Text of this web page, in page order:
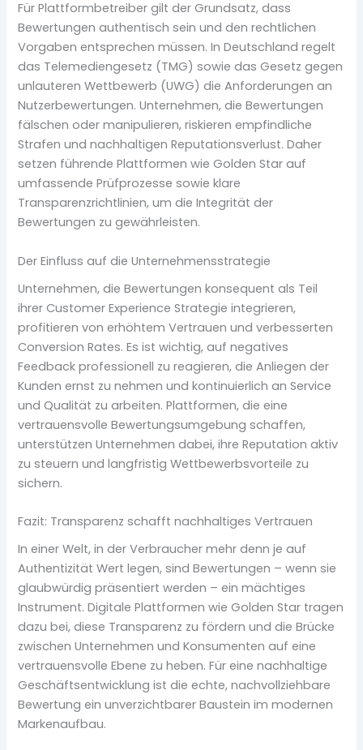
Für Plattformbetreiber gilt der Grundsatz, dass
Bewertungen authentisch sein und den rechtlichen
Vorgaben entsprechen müssen. In Deutschland regelt
das Telemediengesetz (TMG) sowie das Gesetz gegen
unlauteren Wettbewerb (UWG) die Anforderungen an
Nutzerbewertungen. Unternehmen, die Bewertungen
fälschen oder manipulieren, riskieren empfindliche
Strafen und nachhaltigen Reputationsverlust. Daher
setzen führende Plattformen wie Golden Star auf
umfassende Prüfprozesse sowie klare
Transparenzrichtlinien, um die Integrität der
Bewertungen zu gewährleisten.
Der Einfluss auf die Unternehmensstrategie
Unternehmen, die Bewertungen konsequent als Teil
ihrer Customer Experience Strategie integrieren,
profitieren von erhöhtem Vertrauen und verbesserten
Conversion Rates. Es ist wichtig, auf negatives
Feedback professionell zu reagieren, die Anliegen der
Kunden ernst zu nehmen und kontinuierlich an Service
und Qualität zu arbeiten. Plattformen, die eine
vertrauensvolle Bewertungsumgebung schaffen,
unterstützen Unternehmen dabei, ihre Reputation aktiv
zu steuern und langfristig Wettbewerbsvorteile zu
sichern.
Fazit: Transparenz schafft nachhaltiges Vertrauen
In einer Welt, in der Verbraucher mehr denn je auf
Authentizität Wert legen, sind Bewertungen – wenn sie
glaubwürdig präsentiert werden – ein mächtiges
Instrument. Digitale Plattformen wie Golden Star tragen
dazu bei, diese Transparenz zu fördern und die Brücke
zwischen Unternehmen und Konsumenten auf eine
vertrauensvolle Ebene zu heben. Für eine nachhaltige
Geschäftsentwicklung ist die echte, nachvollziehbare
Bewertung ein unverzichtbarer Baustein im modernen
Markenaufbau.